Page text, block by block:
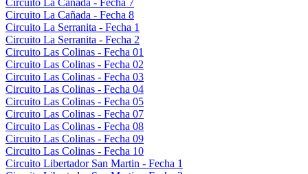
Circuito La Cañada - Fecha 7
Circuito La Cañada - Fecha 8
Circuito La Serranita - Fecha 1
Circuito La Serranita - Fecha 2
Circuito Las Colinas - Fecha 01
Circuito Las Colinas - Fecha 02
Circuito Las Colinas - Fecha 03
Circuito Las Colinas - Fecha 04
Circuito Las Colinas - Fecha 05
Circuito Las Colinas - Fecha 07
Circuito Las Colinas - Fecha 08
Circuito Las Colinas - Fecha 09
Circuito Las Colinas - Fecha 10
Circuito Libertador San Martin - Fecha 1